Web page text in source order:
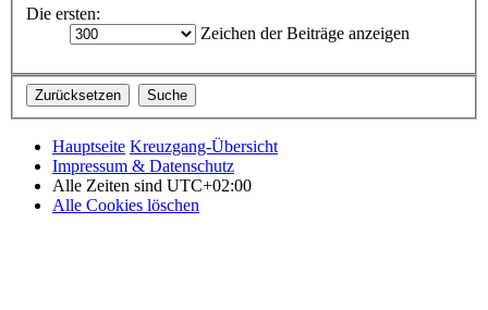
Die ersten:
Zeichen der Beiträge anzeigen
Hauptseite Kreuzgang-Übersicht
Impressum & Datenschutz
Alle Zeiten sind UTC+02:00
Alle Cookies löschen